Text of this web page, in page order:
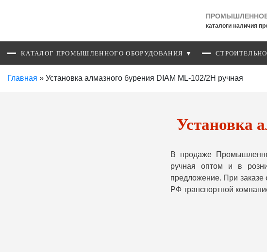
каталоги наличия
КАТАЛОГ ПРОМЫШЛЕННОГО ОБОРУДОВАНИЯ ▼
Главная » Установка алмазного бурения DIAM ML-102/2H ручная
Установка
В продаже
ручная оптом и в
предложение. При
РФ транспортной